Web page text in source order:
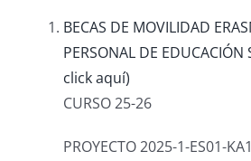
BECAS DE MOVILIDAD
PERSONAL DE EDUCACIÓN
click aquí)
CURSO 25-26
PROYECTO 2025-1-ES01-